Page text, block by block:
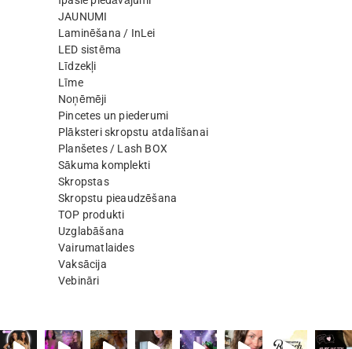
JAUNUMI
Laminēšana / InLei
LED sistēma
Līdzekļi
Līme
Noņēmēji
Pincetes un piederumi
Plāksteri skropstu atdalīšanai
Planšetes / Lash BOX
Sākuma komplekti
Skropstas
Skropstu pieaudzēšana
TOP produkti
Uzglabāšana
Vairumatlaides
Vaksācija
Vebināri